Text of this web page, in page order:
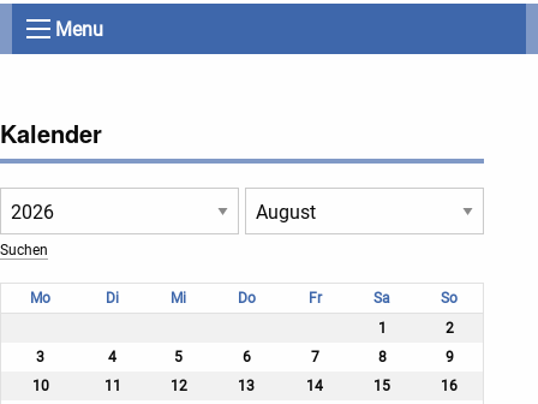
Menu
Kalender
Mo Di Mi Do Fr Sa
So
1
2
3
4 5 6 7 8
9
10
11 12 13 14 15
16